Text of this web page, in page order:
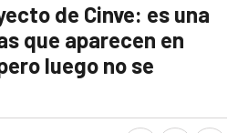
de Cinve: es una
que aparecen en
luego no se